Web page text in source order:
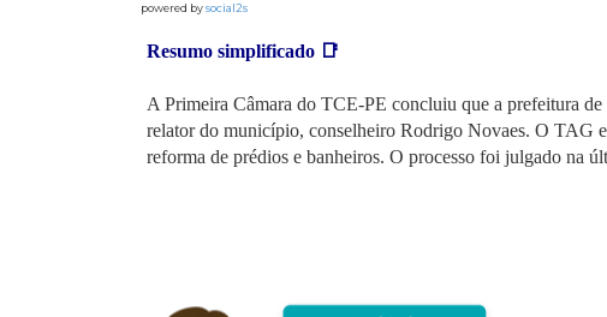
powered bysocial2s
Resumo simplificado 📑
A Primeira Câmara do TCE-PE concluiu que a prefeitura
relator do município, conselheiro Rodrigo Novaes. O TAG
reforma de prédios e banheiros. O processo foi julgado na